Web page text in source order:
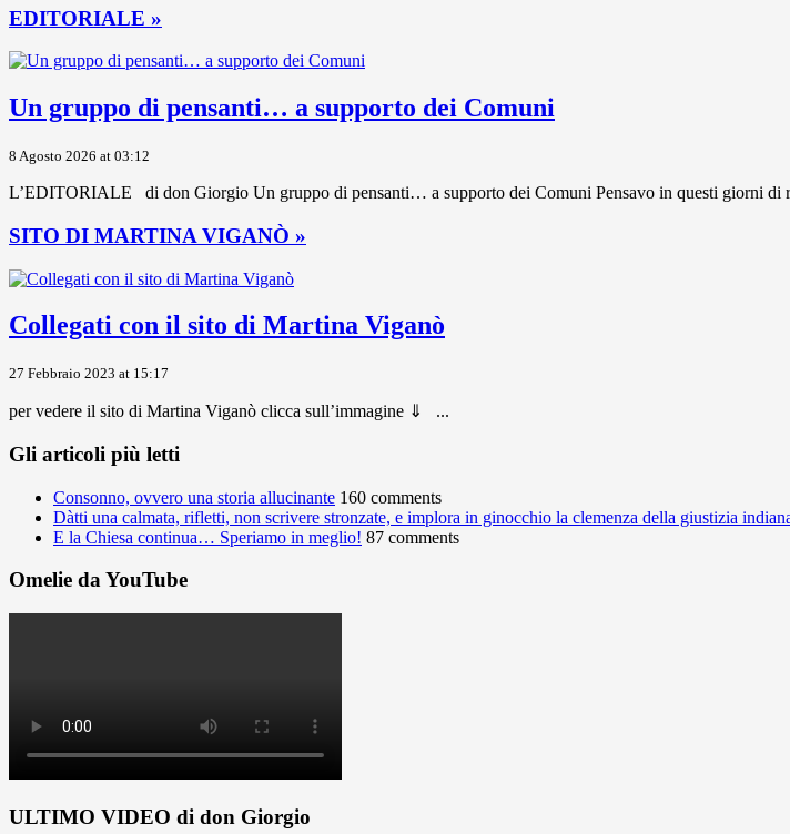
EDITORIALE »
Un gruppo di pensanti… a supporto dei Comuni
8 Agosto 2026 at 03:12
L’EDITORIALE di don Giorgio Un gruppo di pensanti… a supporto dei Comuni Pensavo in questi giorni di
SITO DI MARTINA VIGANÒ »
Collegati con il sito di Martina Viganò
27 Febbraio 2023 at 15:17
per vedere il sito di Martina Viganò clicca sull’immagine ⇓ ...
Gli articoli più letti
Consonno, ovvero una storia allucinante 160 comments
Dàtti una calmata, rifletti, non scrivere stronzate, e implora in ginocchio la clemenza della giustizia
E la Chiesa continua… Speriamo in meglio! 87 comments
Omelie da YouTube
ULTIMO VIDEO di don Giorgio